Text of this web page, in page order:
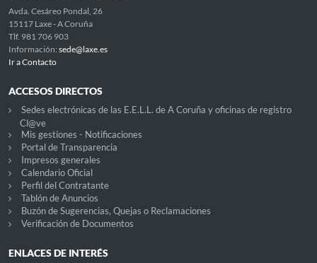
Avda. Cesáreo Pondal, 26
15117 Laxe - A Coruña
Tlf. 981 706 903
Información: sede@laxe.es
Ir a Contacto
ACCESOS DIRECTOS
Sedes electrónicas de las E.E.L.L. de A Coruña y oficinas de registro
Cl@ve
Mis gestiones - Notificaciones
Portal de Transparencia
Impresos generales
Calendario Oficial
Perfil del Contratante
Tablón de Anuncios
Buzón de Sugerencias, Quejas o Reclamaciones
Verificación de Documentos
ENLACES DE INTERÉS